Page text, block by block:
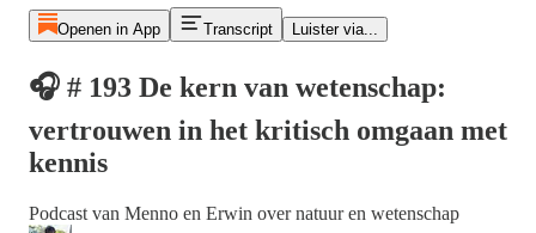
Openen in App Transcript Luister via...
🎧 # 193 De kern van wetenschap:
vertrouwen in het kritisch omgaan met
kennis
Podcast van Menno en Erwin over natuur en wetenschap